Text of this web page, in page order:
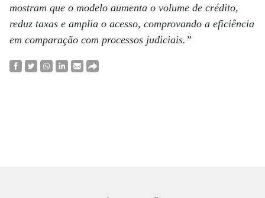
mostram que o modelo aumenta o volume de crédito,
reduz taxas e amplia o acesso, comprovando a eficiência
em comparação com processos judiciais.”